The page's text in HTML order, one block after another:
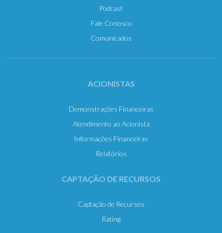
Podcast
Fale Conosco
Comunicados
ACIONISTAS
Demonstrações Financeiras
Atendimento ao Acionista
Informações Financeiras
Relatórios
CAPTAÇÃO DE RECURSOS
Captação de Recursos
Rating